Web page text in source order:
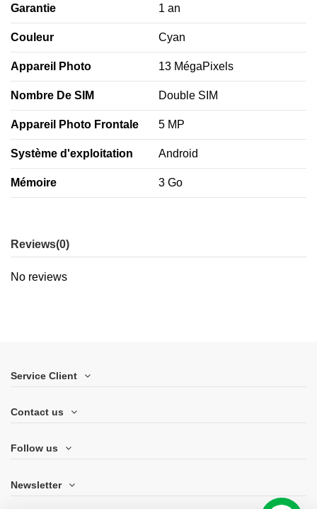
Garantie 1 an
Couleur Cyan
Appareil Photo 13 MégaPixels
Nombre De SIM Double SIM
Appareil Photo Frontale 5 MP
Système d'exploitation Android
Mémoire 3 Go
Reviews(0)
No reviews
Service Client
Contact us
Follow us
Newsletter